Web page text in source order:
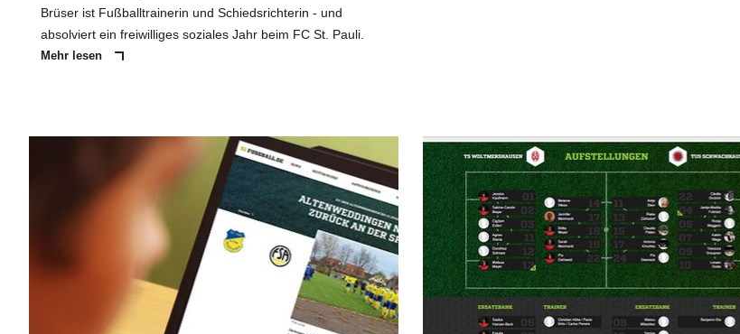
Brüser ist Fußballtrainerin und Schiedsrichterin - und
absolviert ein freiwilliges soziales Jahr beim FC St. Pauli.
Mehr lesen